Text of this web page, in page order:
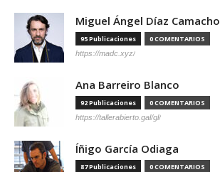
Miguel Ángel Díaz Camacho
95 Publicaciones 0 COMENTARIOS
https://madc.xyz/
Ana Barreiro Blanco
92 Publicaciones 0 COMENTARIOS
https://tallerabierto.gal/gl/
Íñigo García Odiaga
87 Publicaciones 0 COMENTARIOS